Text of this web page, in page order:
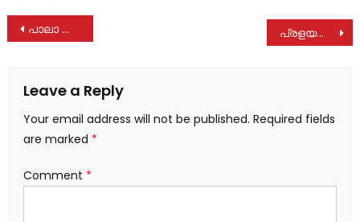
Post
പാലാ സെന്റ് തോമസ് റ്റി റ്റി ഐയുടെ 91-മത് വാർഷികാഘോഷവും യാത്രയയപ്പ് സമ്മേളനവും പ്രളയത്തിൽ തകർന്ന പാലാ കെ.എം.മാണി സിന്തറ്റിക് ട്രാക്കിന് പകരം പുതിയ ട്രാക്ക് എത്തും: തോമസ് പീറ്റർ
Leave a Reply
Your email address will not be published. Required fields
are marked *
Comment *